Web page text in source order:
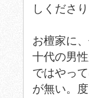
しくださ
お檀家に
十代の男
ではやっ
が無い。